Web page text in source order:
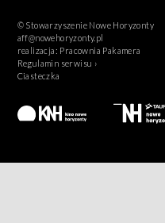
© Stowarzyszenie Nowe Horyzonty
aff@nowehoryzonty.pl
realizacja: Pracownia Pakamera
Regulamin serwisu ›
Ciasteczka